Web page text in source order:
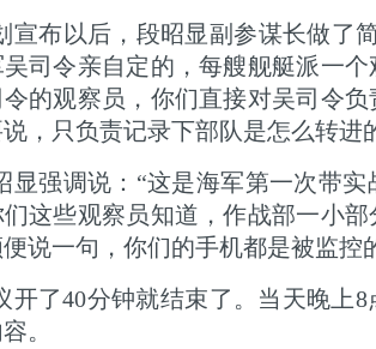
宣布以后，段昭显副参谋长做了
司令亲自定的，每艘舰艇派一
的观察员，你们直接对吴司令
，只负责记录下部队是怎么转进
显强调说：“这是海军第一次带
们这些观察员知道，作战部一小
说一句，你们的手机都是被监控
开了40分钟就结束了。当天晚上
。